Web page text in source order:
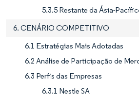
5.3.5 Restante da Ásia-
6. CENÁRIO COMPETITIVO
6.1 Estratégias Mais Adotadas
6.2 Análise de Participação de
6.3 Perfis das Empresas
6.3.1 Nestle SA